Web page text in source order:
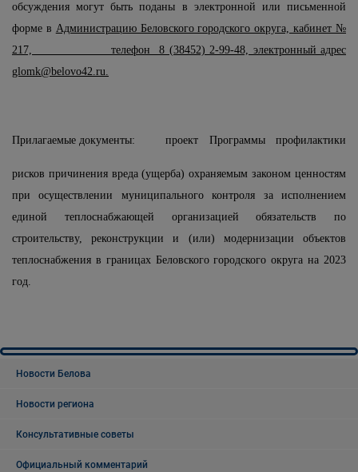
обсуждения могут быть поданы в электронной или письменной
форме в Администрацию Беловского городского округа, кабинет №
217, телефон 8 (38452) 2-99-48, электронный адрес
glomk@belovo42.ru.
Прилагаемые документы: проект Программы профилактики
рисков причинения вреда (ущерба) охраняемым законом ценностям
при осуществлении муниципального контроля за исполнением
единой теплоснабжающей организацией обязательств по
строительству, реконструкции и (или) модернизации объектов
теплоснабжения в границах Беловского городского округа на 2023
год.
Новости Белова
Новости региона
Консультативные советы
Официальный комментарий